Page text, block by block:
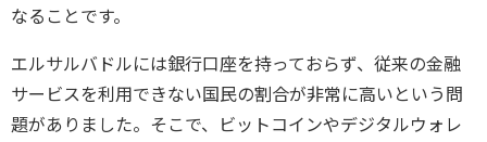
なることです。
エルサルバドルには銀行口座を持っておらず、従来の金融
サービスを利用できない国民の割合が非常に高いという問
題がありました。そこで、ビットコインやデジタルウォレ